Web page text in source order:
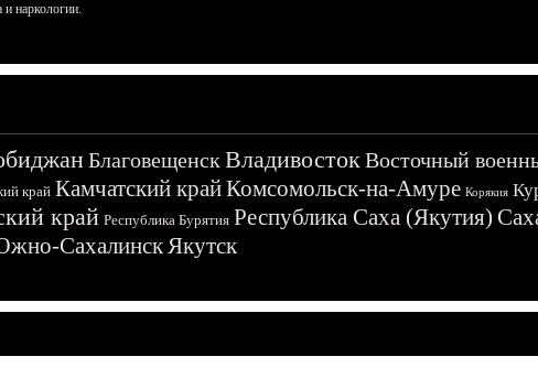
и наркологии.
БлаговещенскВладивостокВосточный
край Камчатский крайКомсомольск-на-Амуре Корякия
край Республика Бурятия Республика Саха (Якутия)
СахалинскЯкутск